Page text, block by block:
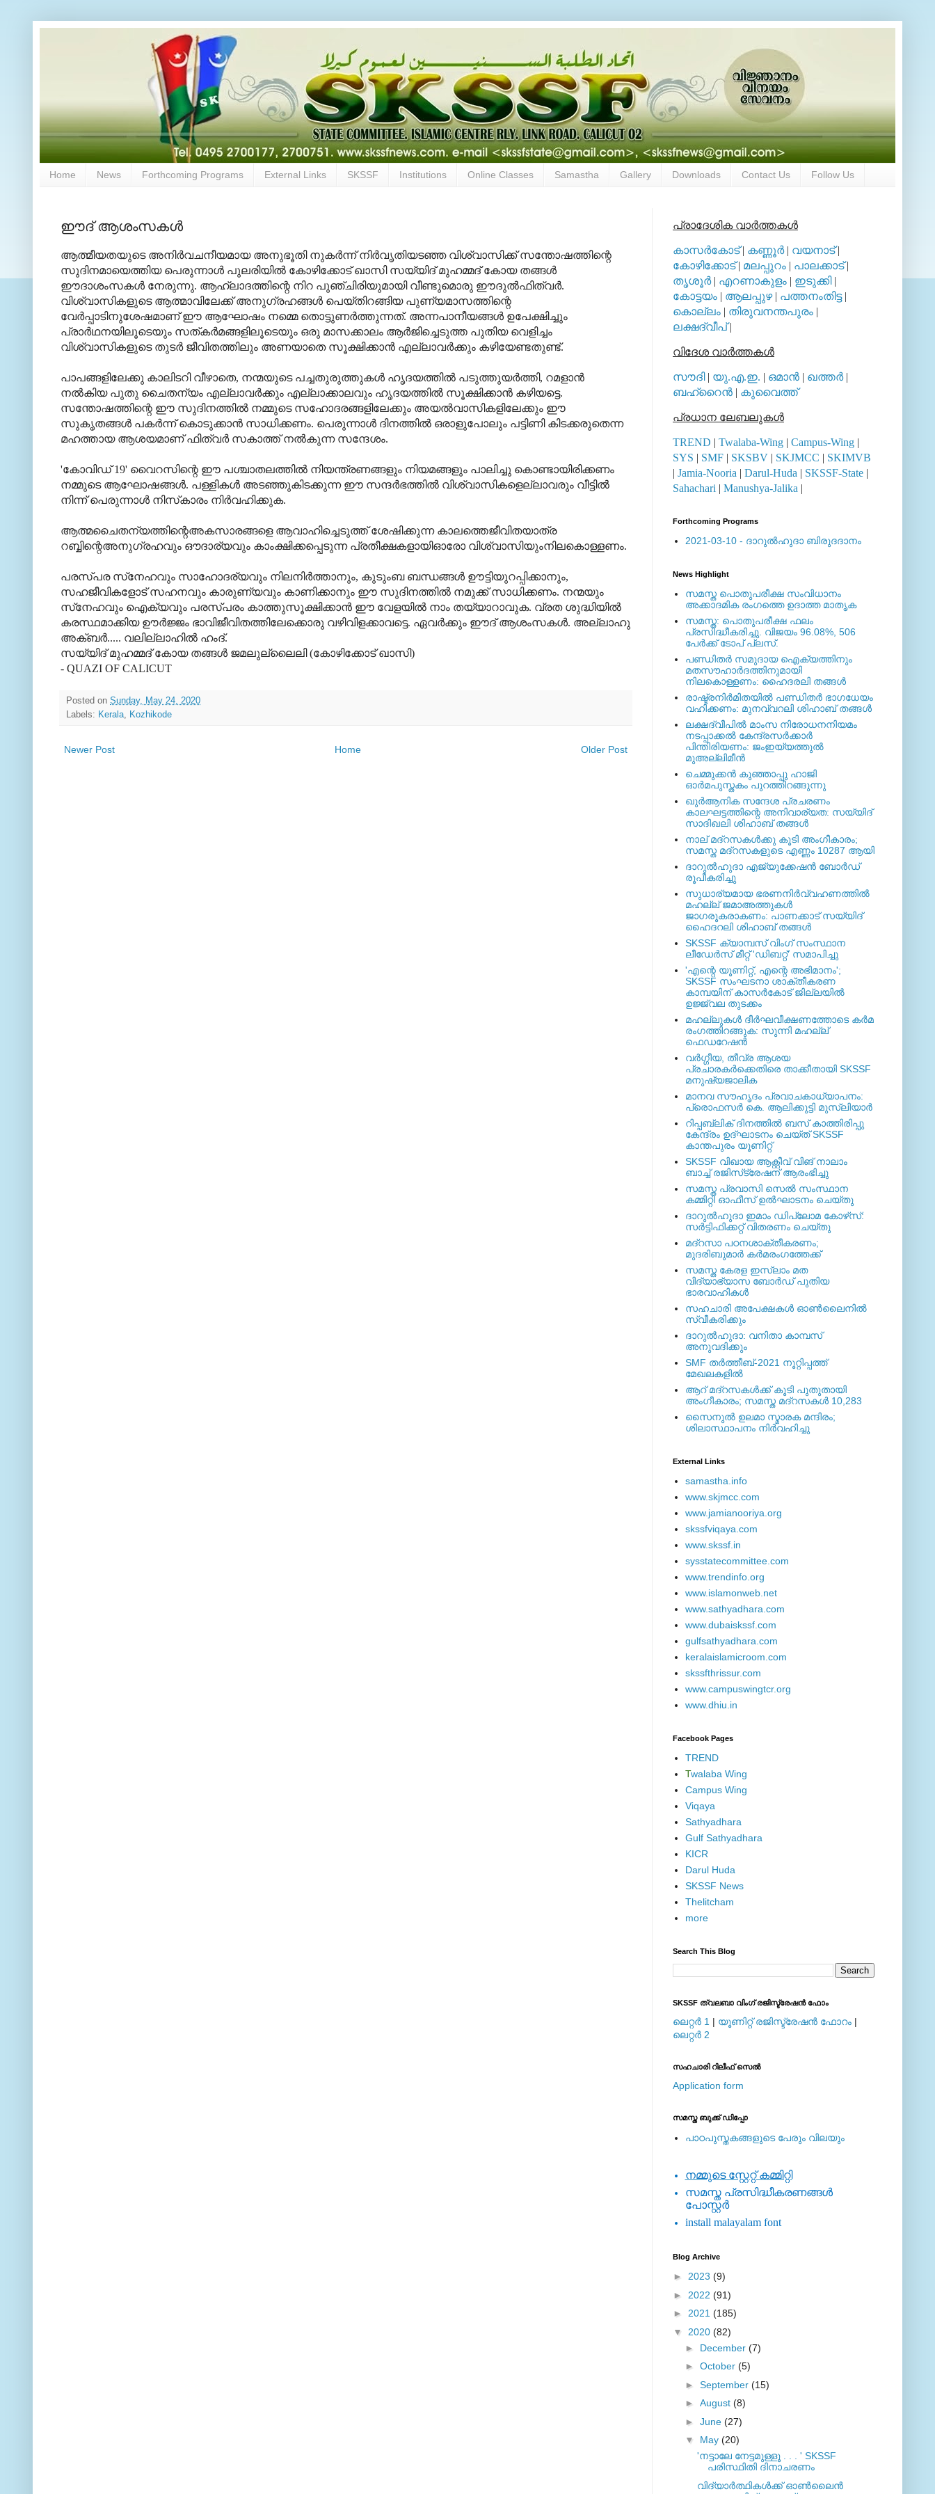
Home News Forthcoming Programs External Links SKSSF Institutions Online Classes Samastha Gallery Downloads Contact Us Follow Us
ഈദ് ആശംസകള്‍
ആത്മീയതയുടെ അനിര്‍വചനീയമായ അനുഭൂതി നുകര്‍ന്ന് നിര്‍വൃതിയടഞ്ഞ വിശ്വാസിക്ക് സന്തോഷത്തിന്റെ
സുദിനമായെത്തിയ പെരുന്നാള്‍ പുലരിയില്‍ കോഴിക്കോട് ഖാസി സയ്യിദ് മുഹമ്മദ് കോയ തങ്ങള്‍
ഈദാശംസകള്‍ നേരുന്നു. ആഹ്ലാദത്തിന്റെ നിറ പുഞ്ചിരിയുമായി വീണ്ടുമൊരു ഈദുല്‍ഫിത്വര്‍.
വിശ്വാസികളുടെ ആത്മാവിലേക്ക് അനുഗ്രഹങ്ങള്‍ പെയ്തിറങ്ങിയ പുണ്യമാസത്തിന്റെ
വേര്‍പ്പാടിനുശേഷമാണ് ഈ ആഘോഷം നമ്മെ തൊട്ടുണര്‍ത്തുന്നത്. അന്നപാനീയങ്ങള്‍ ഉപേക്ഷിച്ചും
പ്രാര്‍ഥനയിലൂടെയും സത്കര്‍മങ്ങളിലൂടെയും ഒരു മാസക്കാലം ആര്‍ജിച്ചെടുത്ത പുതിയ വെളിച്ചം
വിശ്വാസികളുടെ തുടര്‍ ജീവിതത്തിലും അണയാതെ സൂക്ഷിക്കാന്‍ എല്ലാവര്‍ക്കും കഴിയേണ്ടതുണ്ട്.
പാപങ്ങളിലേക്കു കാലിടറി വീഴാതെ, നന്മയുടെ പച്ചതുരുത്തുകള്‍ ഹൃദയത്തില്‍ പടുത്തുയര്‍ത്തി, റമളാന്‍
നല്‍കിയ പുതു ചൈതന്യം എല്ലാവര്‍ക്കും എല്ലാക്കാലവും ഹൃദയത്തില്‍ സൂക്ഷിക്കാന്‍ കഴിയട്ടെ.
സന്തോഷത്തിന്റെ ഈ സുദിനത്തില്‍ നമ്മുടെ സഹോദരങ്ങളിലേക്കും അയല്‍വാസികളിലേക്കും ഈ
സുകൃതങ്ങള്‍ പകര്‍ന്ന് കൊടുക്കാന്‍ സാധിക്കണം. പെരുന്നാള്‍ ദിനത്തില്‍ ഒരാളുപോലും പട്ടിണി കിടക്കരുതെന്ന
മഹത്തായ ആശയമാണ് ഫിത്വര്‍ സകാത്ത് നല്‍കുന്ന സന്ദേശം.
'കോവിഡ് 19' വൈറസിന്റെ ഈ പശ്ചാതലത്തില്‍ നിയന്ത്രണങ്ങളും നിയമങ്ങളും പാലിച്ചു കൊണ്ടായിരിക്കണം
നമ്മുടെ ആഘോഷങ്ങള്‍. പള്ളികള്‍ അടഞ്ഞുകിടക്കുന്ന ഈ സന്ദര്‍ഭത്തില്‍ വിശ്വാസികളെല്ലാവരും വീട്ടില്‍
നിന്ന് പെരുന്നാള്‍ നിസ്‌കാരം നിര്‍വഹിക്കുക.
ആത്മചൈതന്യത്തിന്റെഅകസാരങ്ങളെ ആവാഹിച്ചെടുത്ത് ശേഷിക്കുന്ന കാലത്തെജീവിതയാത്ര
റബ്ബിന്റെഅനുഗ്രഹവും ഔദാര്യവും കാംക്ഷിക്കപ്പെടുന്ന പ്രതീക്ഷകളായിഓരോ വിശ്വാസിയുംനിലകൊള്ളണം.
പരസ്പര സ്‌നേഹവും സാഹോദര്യവും നിലനിര്‍ത്താനും, കുടുംബ ബന്ധങ്ങള്‍ ഊട്ടിയുറപ്പിക്കാനും,
സഹജീവികളോട് സഹനവും കാരുണ്യവും കാണിക്കാനും ഈ സുദിനത്തില്‍ നമുക്ക് സാധിക്കണം. നന്മയും
സ്‌നേഹവും ഐക്യവും പരസ്പരം കാത്തുസൂക്ഷിക്കാന്‍ ഈ വേളയില്‍ നാം തയ്യാറാവുക. വ്രത ശുദ്ധിയില്‍
കരസ്ഥമാക്കിയ ഊര്‍ജ്ജം ഭാവിജീവിതത്തിലേക്കൊരു വഴിവിളക്കാവട്ടെ. ഏവര്‍ക്കും ഈദ് ആശംസകള്‍. അല്ലാഹു
അക്ബര്‍..... വലില്ലാഹില്‍ ഹംദ്.
സയ്യിദ് മുഹമ്മദ് കോയ തങ്ങള്‍ ജമലുല്ലൈലി (കോഴിക്കോട് ഖാസി)
- QUAZI OF CALICUT
Posted on Sunday, May 24, 2020
Labels: Kerala Kozhikode
Newer Post Older Post
Home
പ്രാദേശിക വാര്‍ത്തകള്‍
കാസര്‍കോട്| കണ്ണൂര്‍| വയനാട്|
കോഴിക്കോട്| മലപ്പുറം | പാലക്കാട്|
തൃശൂര്‍| എറണാകുളം | ഇടുക്കി|
കോട്ടയം | ആലപ്പുഴ| പത്തനംതിട്ട|
കൊല്ലം | തിരുവനന്തപുരം |
ലക്ഷദ്വീപ്|
വിദേശ വാര്‍ത്തകള്‍
സൗദി| യു.എ.ഇ. | ഒമാന്‍ | ഖത്തര്‍|
ബഹ്റൈന്‍ | കുവൈത്ത്
പ്രധാന ലേബലുകള്‍
TREND | Twalaba-Wing | Campus-Wing |
SYS | SMF | SKSBV | SKJMCC | SKIMVB
| Jamia-Nooria | Darul-Huda | SKSSF-State |
Sahachari | Manushya-Jalika |
Forthcoming Programs
2021-03-10 - ദാറുല്‍ഹുദാ ബിരുദദാനം
News Highlight
സമസ്ത പൊതുപരീക്ഷ സംവിധാനം
അക്കാദമിക രംഗത്തെ ഉദാത്ത മാതൃക
സമസ്ത: പൊതുപരീക്ഷ ഫലം
പ്രസിദ്ധീകരിച്ചു. വിജയം 96.08%, 506
പേര്‍ക്ക് ടോപ് പ്ലസ്.
പണ്ഡിതര്‍ സമുദായ ഐക്യത്തിനും
മതസൗഹാര്‍ദത്തിനുമായി
നിലകൊള്ളണം: ഹൈദരലി തങ്ങള്‍
രാഷ്ട്രനിര്‍മിതയില്‍ പണ്ഡിതര്‍ ഭാഗധേയം
വഹിക്കണം: മുനവ്വറലി ശിഹാബ് തങ്ങള്‍
ലക്ഷദ്വീപില്‍ മാംസ നിരോധനനിയമം
നടപ്പാക്കല്‍ കേന്ദ്രസര്‍ക്കാര്‍
പിന്തിരിയണം: ജംഇയ്യത്തുല്‍
മുഅല്ലിമീന്‍
ചെമ്മുക്കന്‍ കുഞ്ഞാപ്പു ഹാജി
ഓര്‍മപുസ്തകം പുറത്തിറങ്ങുന്നു
ഖുര്‍ആനിക സന്ദേശ പ്രചരണം
കാലഘട്ടത്തിന്റെ അനിവാര്യത: സയ്യിദ്
സാദിഖലി ശിഹാബ് തങ്ങള്‍
നാല് മദ്‌റസകള്‍ക്കു കൂടി അംഗീകാരം;
സമസ്ത മദ്‌റസകളുടെ എണ്ണം 10287 ആയി
ദാറുല്‍ഹുദാ എജ്യുക്കേഷന്‍ ബോര്‍ഡ്
രൂപീകരിച്ചു
സുധാര്യമായ ഭരണനിര്‍വ്വഹണത്തില്‍
മഹല്ല് ജമാഅത്തുകള്‍
ജാഗരൂകരാകണം: പാണക്കാട് സയ്യിദ്
ഹൈദറലി ശിഹാബ് തങ്ങള്‍
SKSSF ക്യാമ്പസ് വിംഗ് സംസ്ഥാന
ലീഡേർസ് മീറ്റ് 'ഡിബറ്റ്' സമാപിച്ചു
'എന്റെ യൂണിറ്റ്, എന്റെ അഭിമാനം';
SKSSF സംഘടനാ ശാക്തീകരണ
കാമ്പയിന് കാസര്‍കോട് ജില്ലയില്‍
ഉജ്ജ്വല തുടക്കം
മഹല്ലുകള്‍ ദീര്‍ഘവീക്ഷണത്തോടെ കര്‍മ
രംഗത്തിറങ്ങുക: സുന്നി മഹല്ല്
ഫെഡറേഷന്‍
വര്‍ഗ്ഗീയ, തീവ്ര ആശയ
പ്രചാരകര്‍ക്കെതിരെ താക്കീതായി SKSSF
മനുഷ്യജാലിക
മാനവ സൗഹൃദം പ്രവാചകാധ്യാപനം:
പ്രൊഫസർ കെ. ആലിക്കുട്ടി മുസ്ലിയാർ
റിപ്പബ്ലിക് ദിനത്തില്‍ ബസ് കാത്തിരിപ്പു
കേന്ദ്രം ഉദ്ഘാടനം ചെയ്ത്‌ SKSSF
കാന്തപുരം യൂണിറ്റ്
SKSSF വിഖായ ആക്റ്റീവ് വിങ് നാലാം
ബാച്ച് രജിസ്‌ട്രേഷന് ആരംഭിച്ചു
സമസ്ത പ്രവാസി സെല്‍ സംസ്ഥാന
കമ്മിറ്റി ഓഫീസ് ഉല്‍ഘാടനം ചെയ്തു
ദാറുല്‍ഹുദാ ഇമാം ഡിപ്ലോമ കോഴ്‌സ്:
സര്‍ട്ടിഫിക്കറ്റ് വിതരണം ചെയ്തു
മദ്‌റസാ പഠനശാക്തീകരണം;
മുദരിബുമാര്‍ കര്‍മരംഗത്തേക്ക്
സമസ്ത കേരള ഇസ്ലാം മത
വിദ്യാഭ്യാസ ബോര്‍ഡ് പുതിയ
ഭാരവാഹികള്‍
സഹചാരി അപേക്ഷകൾ ഓൺലൈനിൽ
സ്വീകരിക്കും
ദാറുല്‍ഹുദാ: വനിതാ കാമ്പസ്
അനുവദിക്കും
SMF തര്‍ത്തീബ്-2021 നൂറ്റിപ്പത്ത്
മേഖലകളില്‍
ആറ് മദ്റസകള്‍ക്ക് കൂടി പുതുതായി
അംഗീകാരം; സമസ്ത മദ്റസകള്‍ 10,283
സൈനുല്‍ ഉലമാ സ്മാരക മന്ദിരം;
ശിലാസ്ഥാപനം നിര്‍വഹിച്ചു
External ‎Links
samastha.info
www.skjmcc.com
www.jamianooriya.org
skssfviqaya.com
www.skssf.in
sysstatecommittee.com
www.trendinfo.org
www.islamonweb.net
www.sathyadhara.com
www.dubaiskssf.com
gulfsathyadhara.com
keralaislamicroom.com
skssfthrissur.com
www.campuswingtcr.org
www.dhiu.in
Facebook Pages
TREND
Twalaba Wing
Campus Wing
Viqaya
Sathyadhara
Gulf Sathyadhara
KICR
Darul Huda
SKSSF News
Thelitcham
more
Search This Blog
SKSSF ത്വലബാ വിംഗ് രജിസ്ട്രേഷന്‍ ഫോം
ലെറ്റര്‍ 1 | യൂണിറ്റ് രജിസ്ട്രേഷന്‍ ഫോറം |
ലെറ്റര്‍ 2
സഹചാരി റിലീഫ് സെല്‍
Application form
സമസ്ത ബുക്ക് ഡിപ്പോ
പാഠപുസ്തകങ്ങളുടെ പേരും വിലയും
നമ്മുടെ സ്റ്റേറ്റ് കമ്മിറ്റി
സമസ്ത പ്രസിദ്ധീകരണങ്ങള്‍
പോസ്റ്റര്‍
install malayalam font
Blog Archive
► 2023 (9)
► 2022 (91)
► 2021 (185)
▼ 2020 (82)
► December (7)
► October (5)
► September (15)
► August (8)
► June (27)
▼ May (20)
'നട്ടാലേ നേട്ടമുള്ളൂ . . . ' SKSSF
പരിസ്ഥിതി ദിനാചരണം
വിദ്യാര്‍ത്ഥികള്‍ക്ക് ഓണ്‍ലൈന്‍